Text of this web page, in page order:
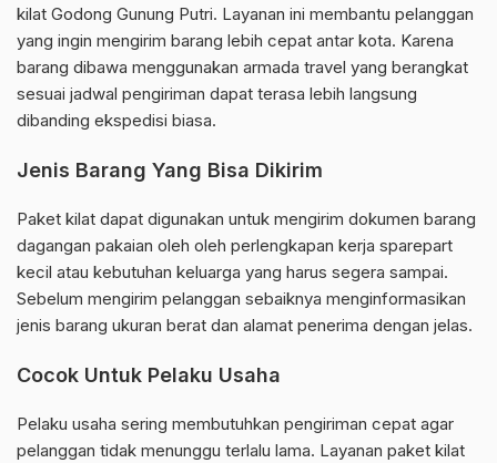
kilat Godong Gunung Putri. Layanan ini membantu pelanggan
yang ingin mengirim barang lebih cepat antar kota. Karena
barang dibawa menggunakan armada travel yang berangkat
sesuai jadwal pengiriman dapat terasa lebih langsung
dibanding ekspedisi biasa.
Jenis Barang Yang Bisa Dikirim
Paket kilat dapat digunakan untuk mengirim dokumen barang
dagangan pakaian oleh oleh perlengkapan kerja sparepart
kecil atau kebutuhan keluarga yang harus segera sampai.
Sebelum mengirim pelanggan sebaiknya menginformasikan
jenis barang ukuran berat dan alamat penerima dengan jelas.
Cocok Untuk Pelaku Usaha
Pelaku usaha sering membutuhkan pengiriman cepat agar
pelanggan tidak menunggu terlalu lama. Layanan paket kilat